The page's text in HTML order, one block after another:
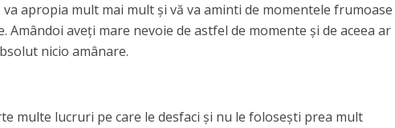
apropia mult mai mult și vă va aminti de momentele frumoase
Amândoi aveți mare nevoie de astfel de momente și de aceea ar
nicio amânare.
multe lucruri pe care le desfaci și nu le folosești prea mult